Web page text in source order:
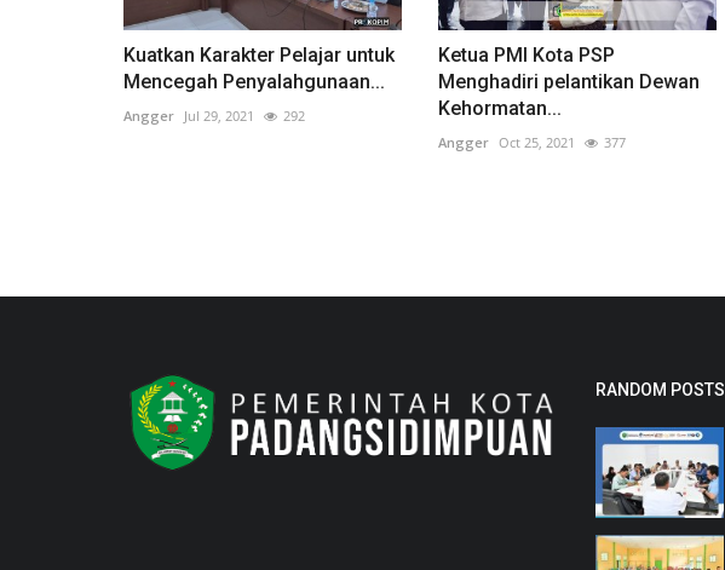
Kuatkan Karakter Pelajar untuk
Mencegah Penyalahgunaan...
Angger Jul 29, 2021 292
Ketua PMI Kota PSP
Menghadiri pelantikan Dewan
Kehormatan...
Angger Oct 25, 2021 377
RANDOM POSTS